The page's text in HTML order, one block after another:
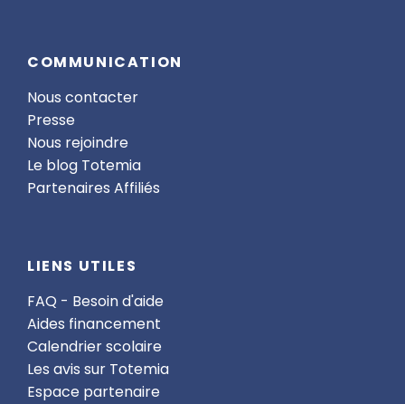
COMMUNICATION
Nous contacter
Presse
Nous rejoindre
Le blog Totemia
Partenaires Affiliés
LIENS UTILES
FAQ - Besoin d'aide
Aides financement
Calendrier scolaire
Les avis sur Totemia
Espace partenaire